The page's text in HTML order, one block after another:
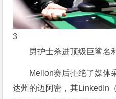
3
男护士杀进顶级巨鲨名
Mellon赛后拒绝了媒体
达州的迈阿密，其LinkedIn